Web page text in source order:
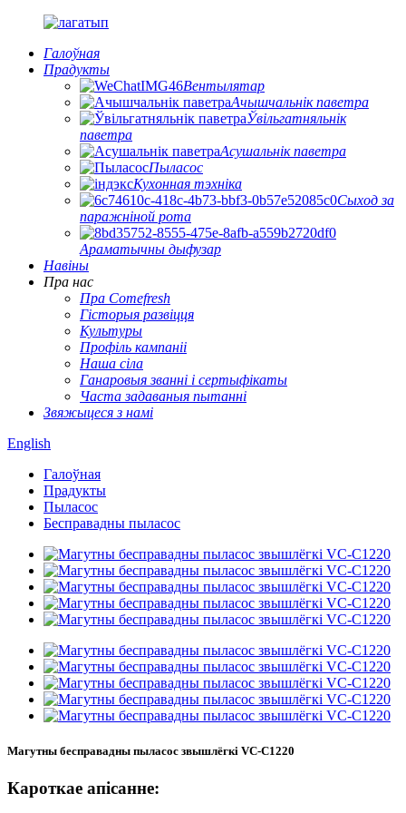
Галоўная
Прадукты
Вентылятар
Ачышчальнік паветра
Ўвільгатняльнік
паветра
Асушальнік паветра
Пыласос
Кухонная тэхніка
Сыход за
паражніной рота
Араматычны дыфузар
Навіны
Пра нас
Пра Comefresh
Гісторыя развіцця
Культуры
Профіль кампаніі
Наша сіла
Ганаровыя званні і сертыфікаты
Часта задаваныя пытанні
Звяжыцеся з намі
English
Галоўная
Прадукты
Пыласос
Бесправадны пыласос
Магутны бесправадны пыласос звышлёгкі VC-C1220
Кароткае апісанне: